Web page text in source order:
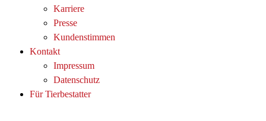
Karriere
Presse
Kundenstimmen
Kontakt
Impressum
Datenschutz
Für Tierbestatter